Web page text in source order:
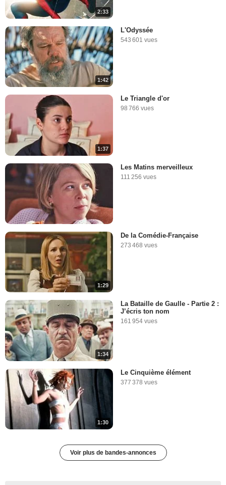
2:33
1:42
L'Odyssée
543 601 vues
1:37
Le Triangle d'or
98 766 vues
Les Matins merveilleux
111 256 vues
1:29
De la Comédie-Française
273 468 vues
1:34
La Bataille de Gaulle - Partie 2 :
J’écris ton nom
161 954 vues
1:30
Le Cinquième élément
377 378 vues
Voir plus de bandes-annonces